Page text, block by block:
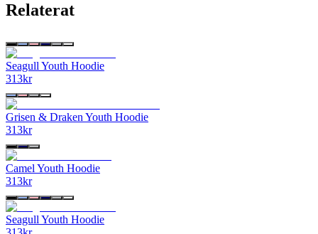
Relaterat
Seagull Youth Hoodie
313kr
Grisen & Draken Youth Hoodie
313kr
Camel Youth Hoodie
313kr
Seagull Youth Hoodie